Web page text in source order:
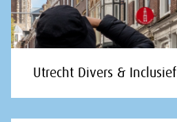
Utrecht Divers & Inclusief